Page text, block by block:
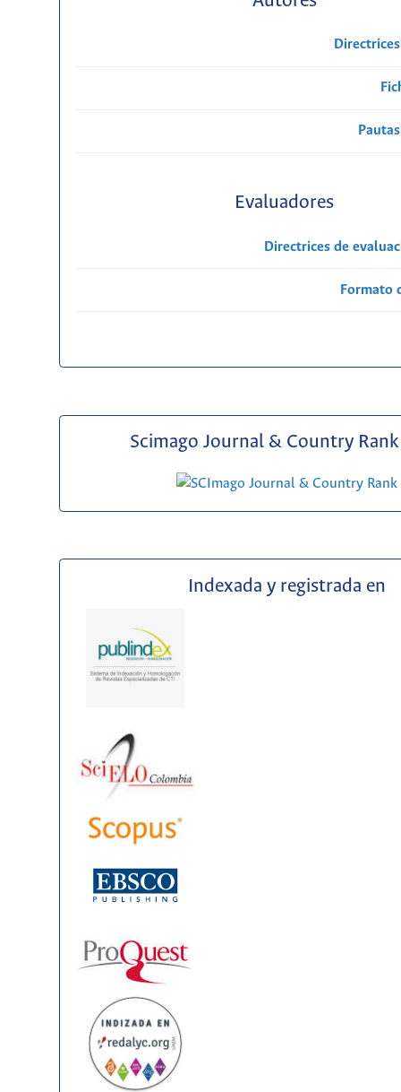
Evaluadores
Directrices de
Formato
Scimago Journal & Country Rank
Indexada y registrada en